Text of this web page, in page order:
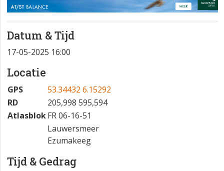
Datum & Tijd
17-05-2025 16:00
Locatie
GPS
53.34432 6.15292
RD
205,998 595,594
AtlasblokFR 06-16-51
Lauwersmeer
Ezumakeeg
Tijd & Gedrag